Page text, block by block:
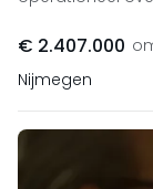
€ 2.407.000
Nijmegen